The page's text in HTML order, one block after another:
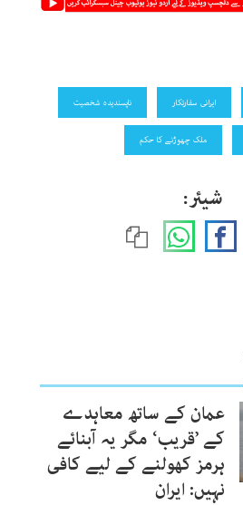
ایرانی سفارتکار ناپسندیدہ شخصیت
ملک چھوڑنے کا حکم
شیئر:
عمان کے ساتھ معاہدے
کے ’قریب‘ مگر یہ آبنائے
ہرمز کھولنے کے لیے کافی
نہیں: ایران